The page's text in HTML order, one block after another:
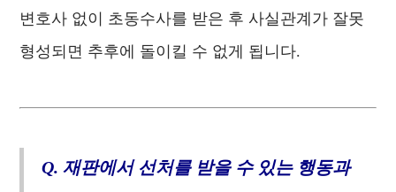
변호사 없이 초동수사를 받은 후 사실관계가 잘못
형성되면 추후에 돌이킬 수 없게 됩니다.
Q. 재판에서 선처를 받을 수 있는 행동과